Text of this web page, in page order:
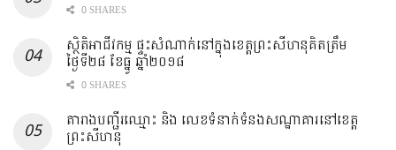
0 SHARES
ស្ថិតិអាជីវកម្ម ផ្ទះសំណាក់នៅក្នុងខេត្តព្រះសីហនុគិតត្រឹម
ថ្ងៃទី២៨ ខែធ្នូ ឆ្នាំ២០១៨
0 SHARES
តារាងបញ្ជីរឈ្មោះ ​និង លេខទំនាក់ទំនងសណ្ឋាគារនៅខេត្ត
ព្រះសីហនុ